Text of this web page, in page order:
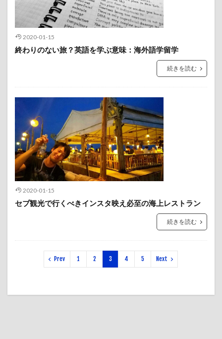
2020-01-15
終わりのない旅？英語を学ぶ意味：海外語学留学
続きを読む
2020-01-15
セブ観光で行くべきインスタ映え必至の海上レストラン
続きを読む
Prev 1 2 3 4 5 Next